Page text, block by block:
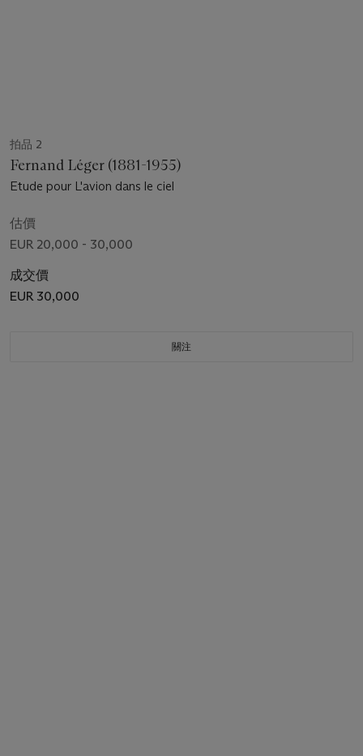
拍品 2
Fernand Léger (1881-1955)
Etude pour L'avion dans le ciel
估價
EUR 20,000 - 30,000
成交價
EUR 30,000
關注